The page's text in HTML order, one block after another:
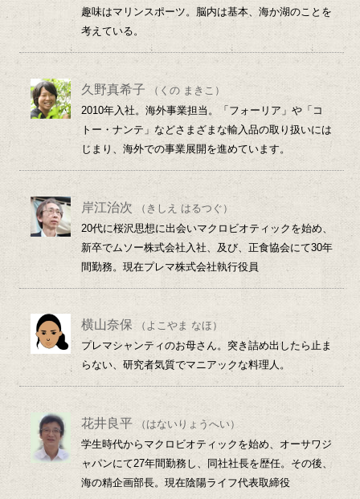
趣味はマリンスポーツ。脳内は基本、海か湖のことを
考えている。
久野真希子
（くの まきこ）
2010年入社。海外事業担当。「フォーリア」や「コ
トー・ナンテ」などさまざまな輸入品の取り扱いには
じまり、海外での事業展開を進めています。
岸江治次
（きしえ はるつぐ）
20代に桜沢思想に出会いマクロビオティックを始め、
新卒でムソー株式会社入社、及び、正食協会にて30年
間勤務。現在プレマ株式会社執行役員
横山奈保
（よこやま なほ）
プレマシャンティのお母さん。突き詰め出したら止ま
らない、研究者気質でマニアックな料理人。
花井良平 （はないりょうへい）
学生時代からマクロビオティックを始め、オーサワジ
ャパンにて27年間勤務し、同社社長を歴任。その後、
海の精企画部長。現在陰陽ライフ代表取締役